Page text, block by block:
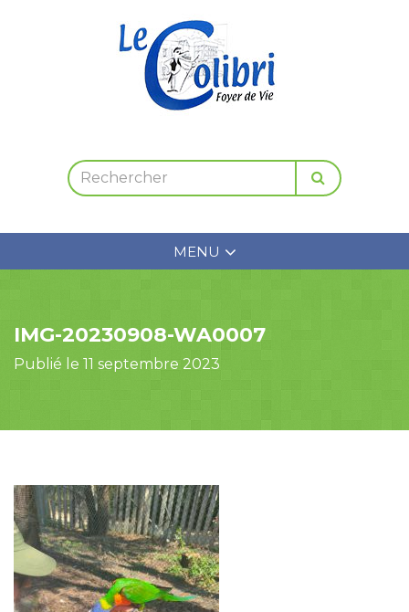
MENU
IMG-20230908-WA0007
Publié le 11 septembre 2023